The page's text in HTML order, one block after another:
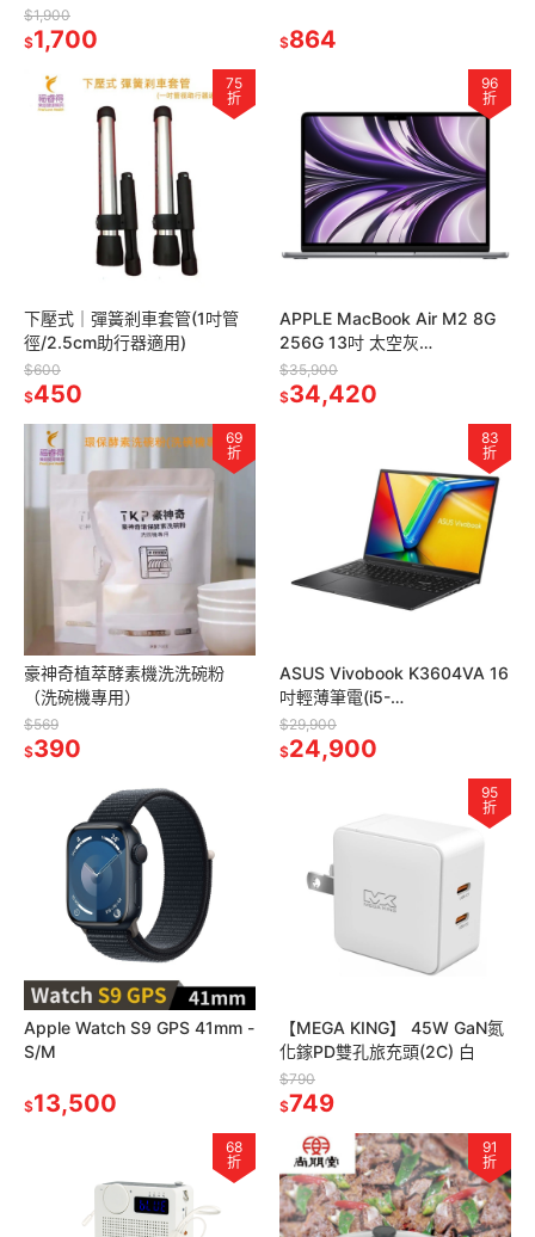
殊營養品 奶素可
$1,900
$1,700 $864
75
折
下壓式｜彈簧剎車套管(1吋管
徑/2.5cm助行器適用)
$600
$450
96
折
APPLE MacBook Air M2 8G
256G 13吋 太空灰
_MLXW3TA/A
$35,900
$34,420
69
折
豪神奇植萃酵素機洗洗碗粉
（洗碗機專用）
$569
$390
83
折
ASUS Vivobook K3604VA 16
吋輕薄筆電(i5-
1340P/16G/512G SSD/黑)
$29,900
$24,900
Apple Watch S9 GPS 41mm -
S/M
$13,500
95
折
【MEGA KING】 45W GaN氮
化鎵PD雙孔旅充頭(2C) 白
$790
$749
68
折
91
折